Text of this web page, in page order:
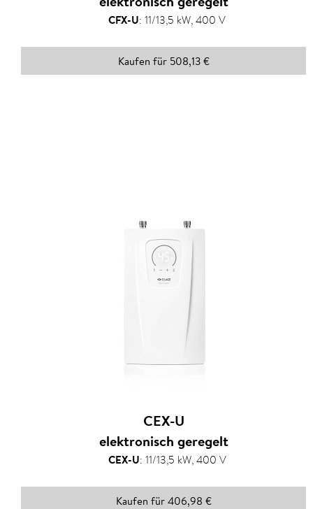
CFX-U: 11/13,5 kW, 400 V
Kaufen für 508,13 €
CEX-U
elektronisch geregelt
CEX-U: 11/13,5 kW, 400 V
Kaufen für 406,98 €